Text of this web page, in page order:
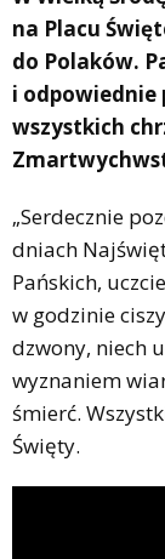
na Placu
do Polaków.
i odpowiednie
wszystkich
„Serdecznie
dniach
Pańskich,
w godzinie
dzwony, niech
wyznaniem
śmierć.
Święty.